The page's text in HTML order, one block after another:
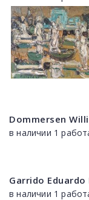
Dommersen
в наличии 1
Garrido Eduardo
в наличии 1